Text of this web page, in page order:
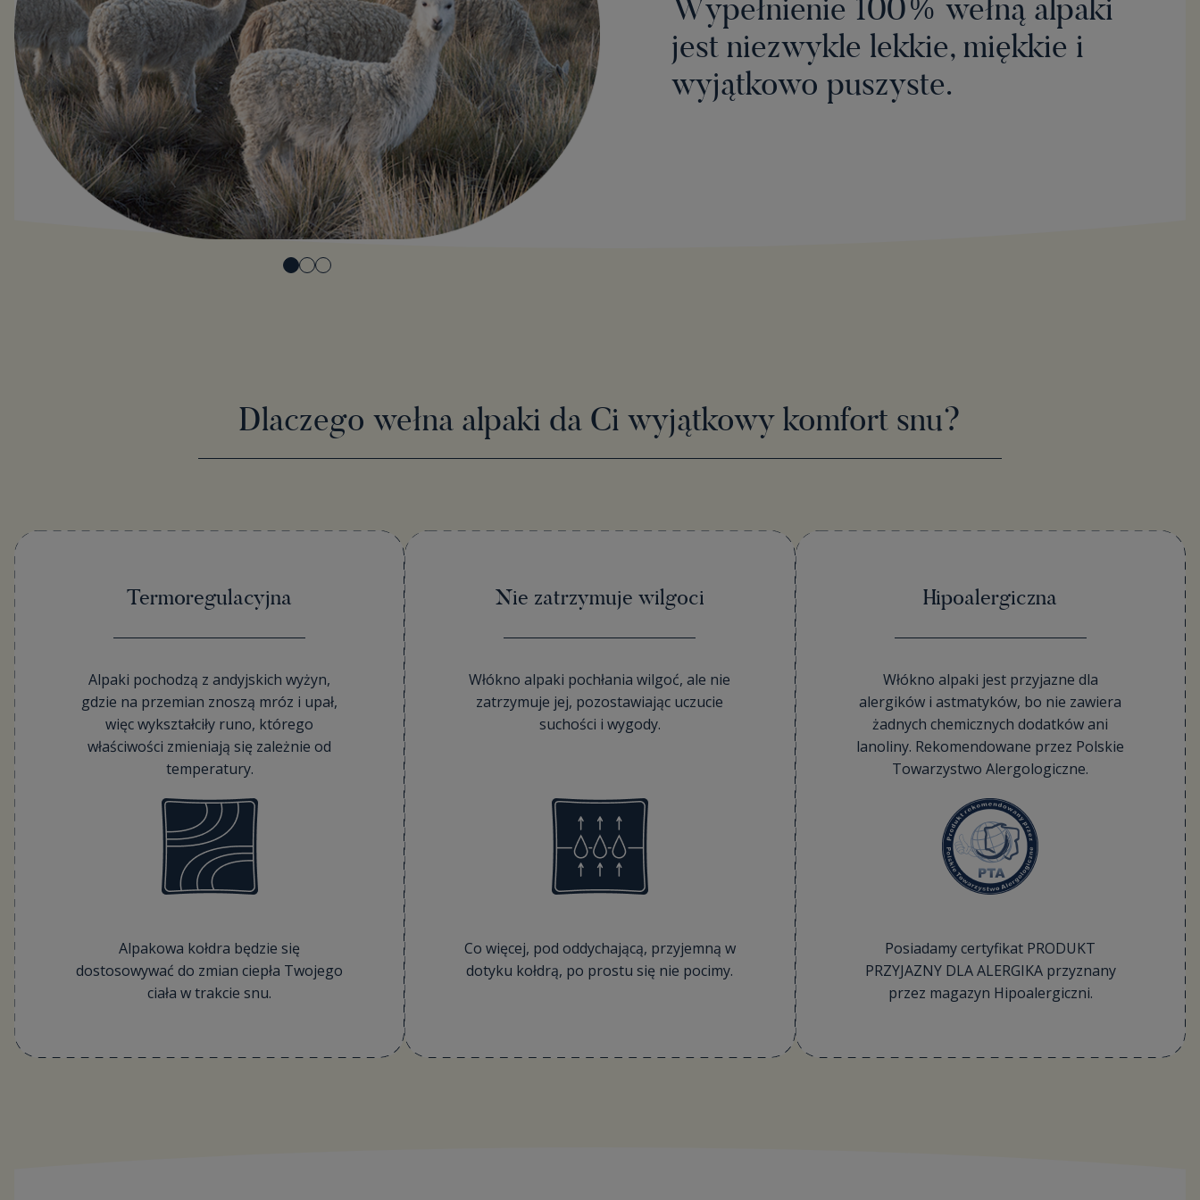
Wypełnienie 100% wełną alpaki
jest niezwykle lekkie, miękkie i
wyjątkowo puszyste.
Dlaczego wełna alpaki da Ci wyjątkowy komfort snu?
Termoregulacyjna
Alpaki pochodzą z andyjskich wyżyn,
gdzie na przemian znoszą mróz i upał,
więc wykształciły runo, którego
właściwości zmieniają się zależnie od
temperatury.
Alpakowa kołdra będzie się
dostosowywać do zmian ciepła Twojego
ciała w trakcie snu.
Nie zatrzymuje wilgoci
Włókno alpaki pochłania wilgoć, ale nie
zatrzymuje jej, pozostawiając uczucie
suchości i wygody.
Co więcej, pod oddychającą, przyjemną w
dotyku kołdrą, po prostu się nie pocimy.
Hipoalergiczna
Włókno alpaki jest przyjazne dla
alergików i astmatyków, bo nie zawiera
żadnych chemicznych dodatków ani
lanoliny. Rekomendowane przez Polskie
Towarzystwo Alergologiczne.
Posiadamy certyfikat PRODUKT
PRZYJAZNY DLA ALERGIKA przyznany
przez magazyn Hipoalergiczni.